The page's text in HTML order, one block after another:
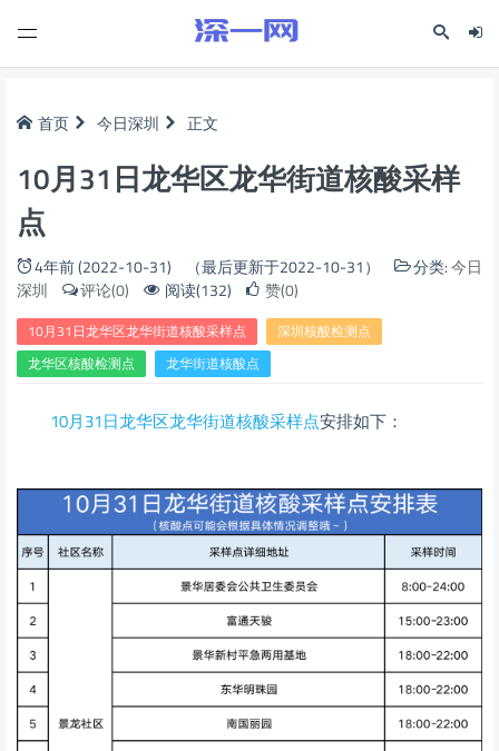
首页 今日深圳 正文
10月31日龙华区龙华街道核酸采样
点
4年前 (2022-10-31) （最后更新于2022-10-31） 分类:今日
深圳
评论(0) 阅读(132) 赞(0)
10月31日龙华区龙华街道核酸采样点
深圳核酸检测点
龙华区核酸检测点
龙华街道核酸点
10月31日龙华区龙华街道核酸采样点安排如下：